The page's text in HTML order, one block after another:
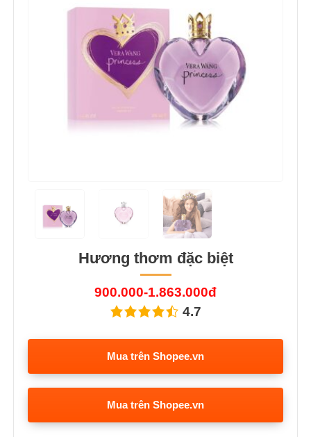
Hương thơm đặc biệt
900.000-1.863.000đ
4.7
Mua trên Shopee.vn
Mua trên Shopee.vn